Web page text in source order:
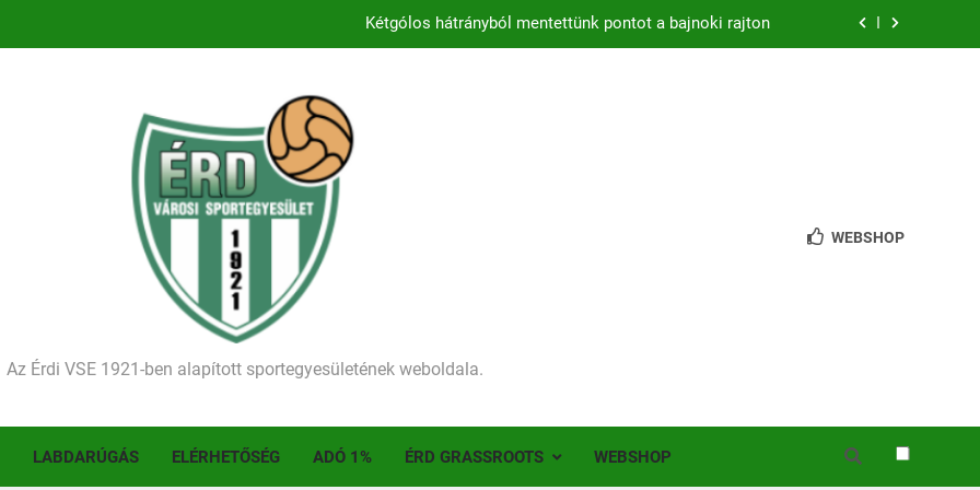
Kétgólos hátrányból mentettünk pontot a bajnoki rajton
Történelmet írt az I. Érdi Football Fesztivál – több mint 200 játékos lépett pályára Érden
Ellenfelünk visszalépése miatt játék nélkül jutottunk tovább a MOL Magyar Kupában
Kezdődik a 2026–2027-es szezon – hazai pályán rajtol az Érdi VSE!
Történelmet írt az I. Érdi Football Fesztivál – több mint 200 játékos lépett pályára Érden
Az Érdi VSE 1921-ben alapított sportegyesületének weboldala.
WEBSHOP
LABDARÚGÁS ELÉRHETŐSÉG ADÓ 1% ÉRD GRASSROOTS WEBSHOP